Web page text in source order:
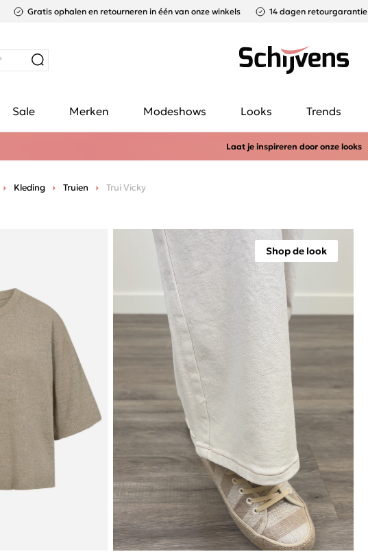
Gratis ophalen en retourneren in één van onze winkels 14 dagen retourgarantie
Sale Merken Modeshows Looks Trends
Laat je inspireren door onze looks
Kleding Truien Trui Vicky
Shop de look